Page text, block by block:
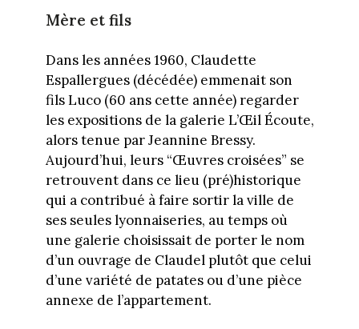
Mère et fils
Dans les années 1960, Claudette
Espallergues (décédée) emmenait son
fils Luco (60 ans cette année) regarder
les expositions de la galerie L’Œil Écoute,
alors tenue par Jeannine Bressy.
Aujourd’hui, leurs “Œuvres croisées” se
retrouvent dans ce lieu (pré)historique
qui a contribué à faire sortir la ville de
ses seules lyonnaiseries, au temps où
une galerie choisissait de porter le nom
d’un ouvrage de Claudel plutôt que celui
d’une variété de patates ou d’une pièce
annexe de l’appartement.